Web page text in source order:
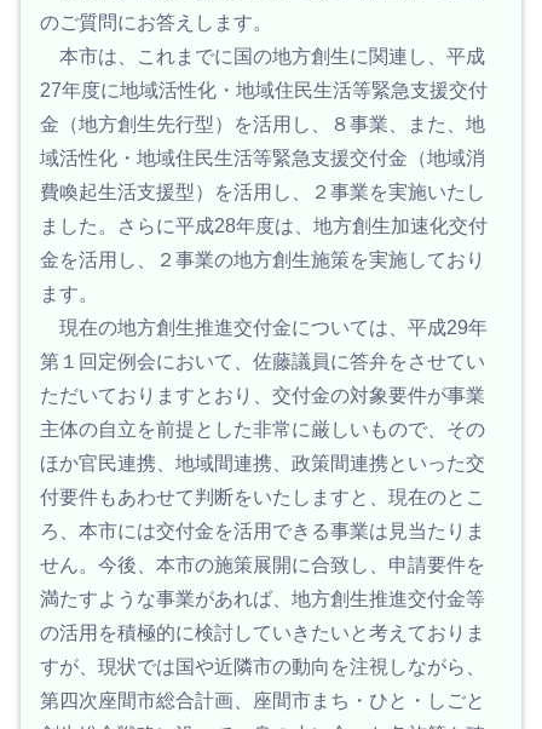
のご質問にお答えします。
本市は、これまでに国の地方創生に関連し、平成
27年度に地域活性化・地域住民生活等緊急支援交付
金（地方創生先行型）を活用し、８事業、また、地
域活性化・地域住民生活等緊急支援交付金（地域消
費喚起生活支援型）を活用し、２事業を実施いたし
ました。さらに平成28年度は、地方創生加速化交付
金を活用し、２事業の地方創生施策を実施しており
ます。
現在の地方創生推進交付金については、平成29年
第１回定例会において、佐藤議員に答弁をさせてい
ただいておりますとおり、交付金の対象要件が事業
主体の自立を前提とした非常に厳しいもので、その
ほか官民連携、地域間連携、政策間連携といった交
付要件もあわせて判断をいたしますと、現在のとこ
ろ、本市には交付金を活用できる事業は見当たりま
せん。今後、本市の施策展開に合致し、申請要件を
満たすような事業があれば、地方創生推進交付金等
の活用を積極的に検討していきたいと考えておりま
すが、現状では国や近隣市の動向を注視しながら、
第四次座間市総合計画、座間市まち・ひと・しごと